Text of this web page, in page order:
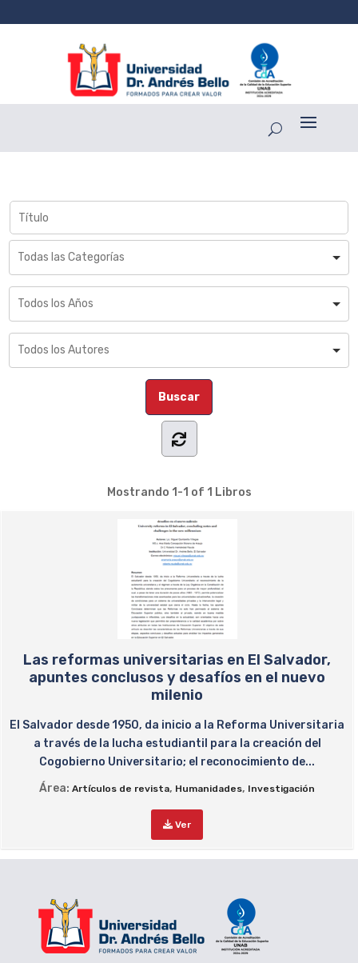
Mostrando 1-1 of 1 Libros
Las reformas universitarias en El Salvador,
apuntes conclusos y desafíos en el nuevo
milenio
El Salvador desde 1950, da inicio a la Reforma Universitaria
a través de la lucha estudiantil para la creación del
Cogobierno Universitario; el reconocimiento de...
Área: Artículos de revista, Humanidades, Investigación
Ver